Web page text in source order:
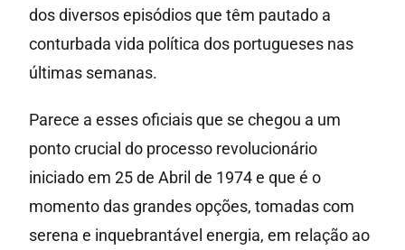
dos diversos episódios que têm pautado a
conturbada vida política dos portugueses nas
últimas semanas.
Parece a esses oficiais que se chegou a um
ponto crucial do processo revolucionário
iniciado em 25 de Abril de 1974 e que é o
momento das grandes opções, tomadas com
serena e inquebrantável energia, em relação ao